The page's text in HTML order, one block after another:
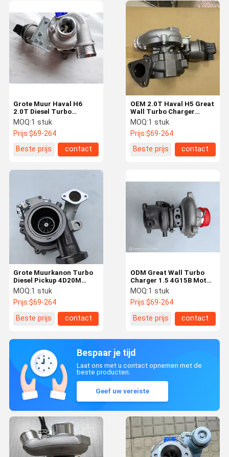
Grote Muur Haval H6
2.0T Diesel Turbo
53039700155 1118100-
ED01
MOQ:1 stuk
Prijs:$69-264
Beste prijs
contact
OEM 2.0T Haval H5 Great
Wall Turbo Charger
vervanging 53039700168
1118100-ED01A
MOQ:1 stuk
Prijs:$69-264
Beste prijs
contact
Grote Muurkanon Turbo
Diesel Pickup 4D20M
Motor Accessoires
1118100XED95 ELT09
MOQ:1 stuk
Prijs:$69-264
Beste prijs
contact
ODM Great Wall Turbo
Charger 1.5 4G15B Motor
1118100-EG01B
MOQ:1 stuk
Prijs:$69-264
Beste prijs
contact
Bespaar je tijd
Laat ons met u contact opnemen met de
beste producten.
Geef uw vereiste